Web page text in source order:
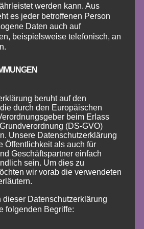
Selbstvertrauen.
Ambiente
erleben
inspiriert. Eltern
Kinder voller Begeisterung
und lernen.
so gut tut
nicht nur Motorik und
stärkt auch soziale
und
Unsere Kinder-Tanzkurse
Musik und Freude
werden kann. Aus
es jeder betroffenen Person
Daten auch auf
beispielsweise telefonisch, an
beruht auf den
durch den Europäischen
beim Erlass
(DS-GVO)
Unsere Datenschutzerklärung
Öffentlichkeit als auch für
Geschäftspartner einfach
sein. Um dies zu
wir vorab die verwendeten
dieser Datenschutzerklärung
folgenden Begriffe: